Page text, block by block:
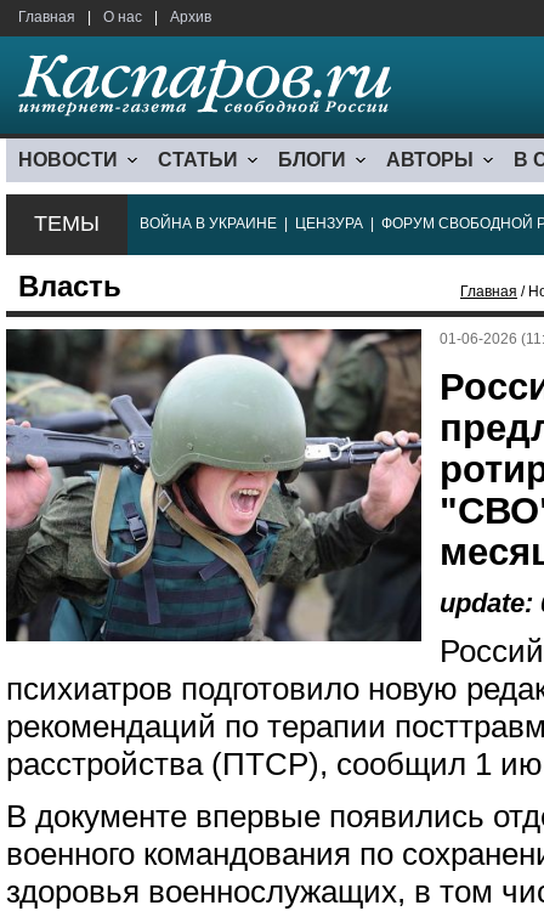
Главная О нас Архив
НОВОСТИ СТАТЬИ БЛОГИ АВТОРЫ В
ТЕМЫ ВОЙНА В УКРАИНЕ ЦЕНЗУРА ФОРУМ СВОБОДНОЙ
Власть Главная /
01-06-2026
update:
психиатров подготовило новую
рекомендаций по терапии
расстройства (ПТСР), сообщил 1
В документе впервые появились
военного командования по
здоровья военнослужащих, в том